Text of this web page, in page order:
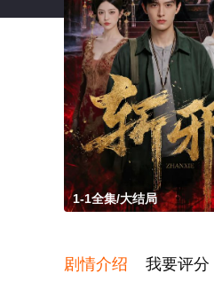
1-1全集/大结局
剧情介绍 我要评分